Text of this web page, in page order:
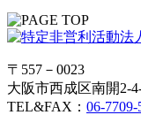
〒557－0023
大阪市西成区南開2-
TEL&FAX： 06-7709-